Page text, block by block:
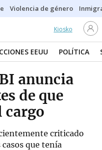
Violencia de género
Kiosko
EEUU POLÍTICA
anuncia
de que
cargo
criticado
que tenía